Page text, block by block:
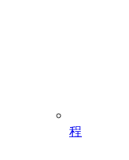
程